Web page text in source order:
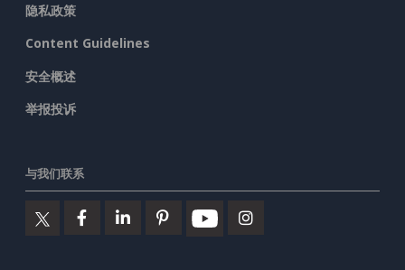
隐私政策
Content Guidelines
安全概述
举报投诉
与我们联系